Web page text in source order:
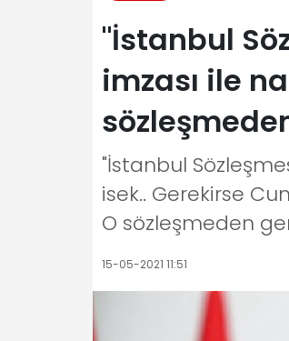
"İstanbul
imzası ile
"İstanbul
isek.. Gerekirse
O sözleşmeden
15-05-2021 11:51